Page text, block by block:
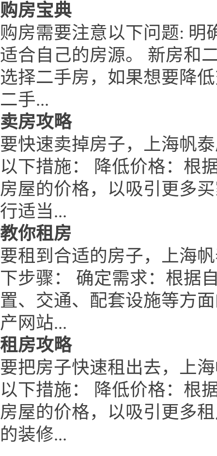
购房宝典
购房需要注意以下问题: 明
适合自己的房源。 新房和
选择二手房，如果想要降
二手...
卖房攻略
要快速卖掉房子，上海帆
以下措施： 降低价格：根
房屋的价格，以吸引更多
行适当...
教你租房
要租到合适的房子，上海
下步骤： 确定需求：根据
置、交通、配套设施等方
产网站...
租房攻略
要把房子快速租出去，上
以下措施： 降低价格：根
房屋的价格，以吸引更多
的装修...